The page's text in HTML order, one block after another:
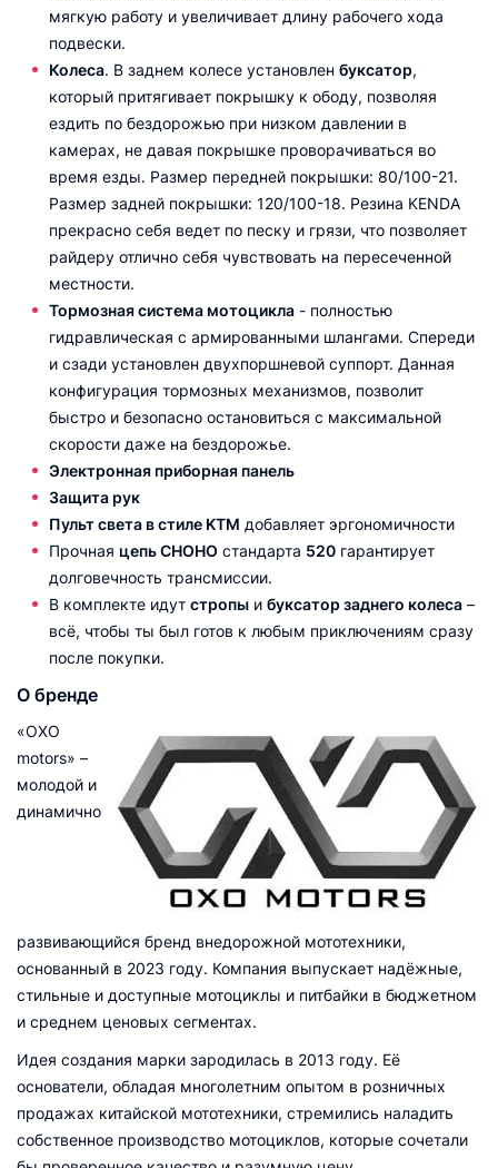
мягкую работу и увеличивает длину рабочего хода
подвески.
Колеса. В заднем колесе установлен буксатор,
который притягивает покрышку к ободу, позволяя
ездить по бездорожью при низком давлении в
камерах, не давая покрышке проворачиваться во
время езды. Размер передней покрышки: 80/100-21.
Размер задней покрышки: 120/100-18. Резина KENDA
прекрасно себя ведет по песку и грязи, что позволяет
райдеру отлично себя чувствовать на пересеченной
местности.
Тормозная система мотоцикла - полностью
гидравлическая с армированными шлангами. Спереди
и сзади установлен двухпоршневой суппорт. Данная
конфигурация тормозных механизмов, позволит
быстро и безопасно остановиться с максимальной
скорости даже на бездорожье.
Электронная приборная панель
Защита рук
Пульт света в стиле KTM добавляет эргономичности
Прочная цепь CHOHO стандарта 520 гарантирует
долговечность трансмиссии.
В комплекте идут стропы и буксатор заднего колеса –
всё, чтобы ты был готов к любым приключениям сразу
после покупки.
О бренде
«OXO
motors» –
молодой и
динамично
развивающийся бренд внедорожной мототехники,
основанный в 2023 году. Компания выпускает надёжные,
стильные и доступные мотоциклы и питбайки в бюджетном
и среднем ценовых сегментах.
Идея создания марки зародилась в 2013 году. Её
основатели, обладая многолетним опытом в розничных
продажах китайской мототехники, стремились наладить
собственное производство мотоциклов, которые сочетали